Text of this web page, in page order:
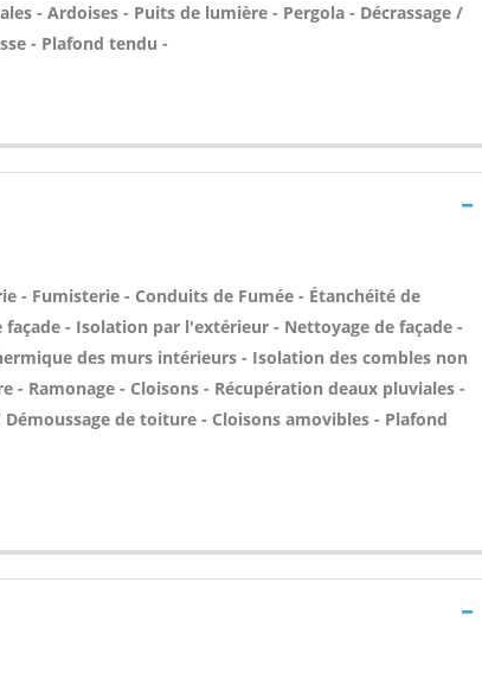
- Ardoises - Puits de lumière - Pergola - Décrassage /
- Plafond tendu -
- Fumisterie - Conduits de Fumée - Étanchéité de
- Isolation par l'extérieur - Nettoyage de façade -
des murs intérieurs - Isolation des combles non
Ramonage - Cloisons - Récupération deaux pluviales -
de toiture - Cloisons amovibles - Plafond